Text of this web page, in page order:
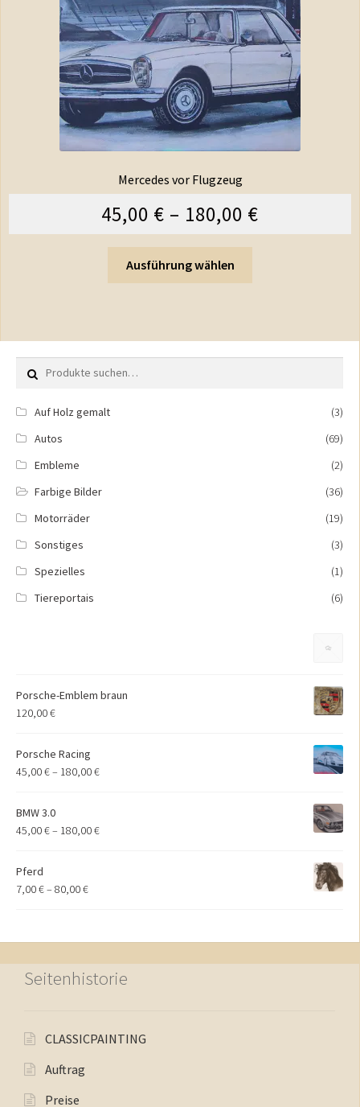
Mercedes vor Flugzeug
45,00 € – 180,00 €
Ausführung wählen
Suche nach:
Auf Holz gemalt
(3)
Autos
(69)
Embleme
(2)
Farbige Bilder
(36)
Motorräder
(19)
Sonstiges
(3)
Spezielles
(1)
Tiereportais
(6)
Porsche-Emblem braun
120,00€
Porsche Racing
45,00€– 180,00€
BMW 3.0
45,00€– 180,00€
Pferd
7,00€– 80,00€
Seitenhistorie
CLASSICPAINTING
Auftrag
Preise